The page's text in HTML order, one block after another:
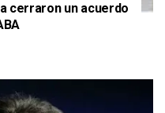
cerraron un acuerdo